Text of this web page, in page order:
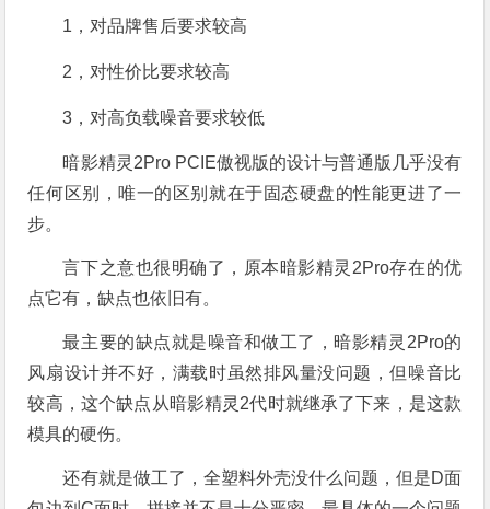
1，对品牌售后要求较高
2，对性价比要求较高
3，对高负载噪音要求较低
暗影精灵2Pro PCIE傲视版的设计与普通版几乎没有
任何区别，唯一的区别就在于固态硬盘的性能更进了一
步。
言下之意也很明确了，原本暗影精灵2Pro存在的优
点它有，缺点也依旧有。
最主要的缺点就是噪音和做工了，暗影精灵2Pro的
风扇设计并不好，满载时虽然排风量没问题，但噪音比
较高，这个缺点从暗影精灵2代时就继承了下来，是这款
模具的硬伤。
还有就是做工了，全塑料外壳没什么问题，但是D面